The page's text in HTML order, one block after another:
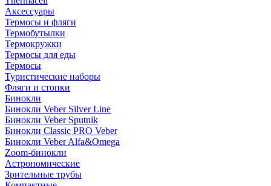
Аксессуары
Термосы и фляги
Термобутылки
Термокружки
Термосы для еды
Термосы
Туристические наборы
Фляги и стопки
Бинокли
Бинокли Veber Silver Line
Бинокли Veber Sputnik
Бинокли Classic PRO Veber
Бинокли Veber Alfa&Omega
Zoom-бинокли
Астрономические
Зрительные трубы